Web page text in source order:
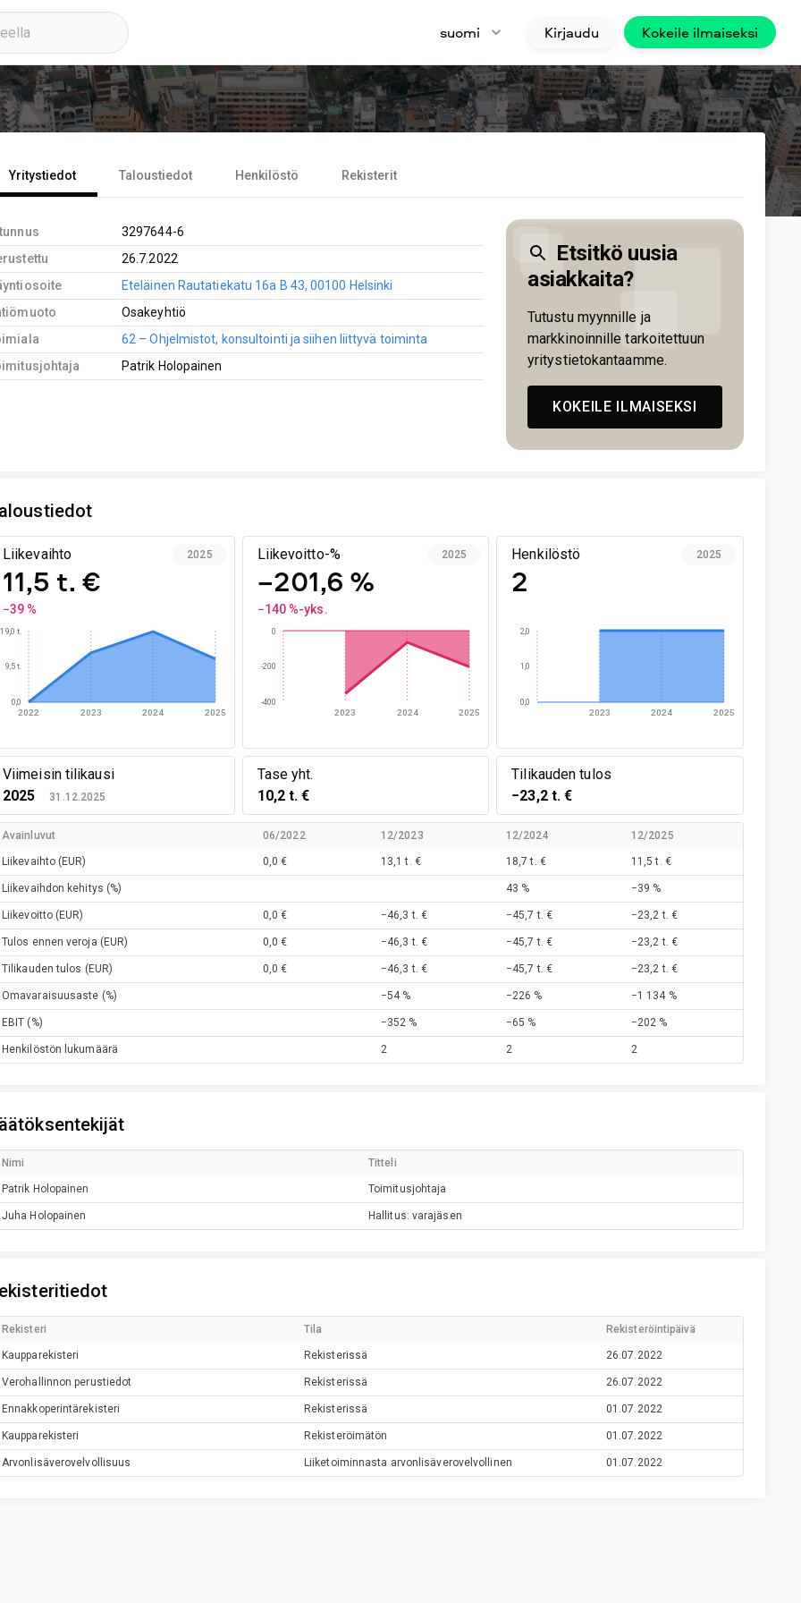
suomi Kirjaudu Kokeile ilmaiseksi
Yritystiedot Taloustiedot Henkilöstö Rekisterit
3297644-6
26.7.2022
Eteläinen Rautatiekatu 16a B 43, 00100 Helsinki
Osakeyhtiö
62 – Ohjelmistot, konsultointi ja siihen liittyvä toiminta
Patrik Holopainen
Etsitkö uusia
asiakkaita?
Tutustu myynnille ja
markkinoinnille tarkoitettuun
yritystietokantaamme.
KOKEILE ILMAISEKSI
Liikevaihto
11,5 t. €
−39 %
2025
2022 2023 2024 2025
0,0
9,5 t.
19,0 t.
Liikevoitto-%
−201,6 %
−140 %-yks.
2025
2023 2024 2025
-400
-200
0
Henkilöstö
2
2025
2023 2024 2025
0,0
1,0
2,0
Viimeisin tilikausi
2025
31.12.2025
Tase yht.
10,2 t. €
Tilikauden tulos
−23,2 t. €
Avainluvut 06/2022 12/2023 12/2024 12/2025
Liikevaihto (EUR) 0,0 € 13,1 t. € 18,7 t. € 11,5 t. €
Liikevaihdon kehitys (%) 43 % −39 %
Liikevoitto (EUR) 0,0 € −46,3 t. € −45,7 t. € −23,2 t. €
Tulos ennen veroja (EUR) 0,0 € −46,3 t. € −45,7 t. € −23,2 t. €
Tilikauden tulos (EUR) 0,0 € −46,3 t. € −45,7 t. € −23,2 t. €
Omavaraisuusaste (%) −54 % −226 % −1 134 %
EBIT (%) −352 % −65 % −202 %
Henkilöstön lukumäärä 2 2 2
Nimi Titteli
Patrik Holopainen Toimitusjohtaja
Juha Holopainen Hallitus: varajäsen
Rekisteri Tila Rekisteröintipäivä
Kaupparekisteri Rekisterissä 26.07.2022
Verohallinnon perustiedot Rekisterissä 26.07.2022
Ennakkoperintärekisteri Rekisterissä 01.07.2022
Kaupparekisteri Rekisteröimätön 01.07.2022
Arvonlisäverovelvollisuus Liiketoiminnasta arvonlisäverovelvollinen 01.07.2022